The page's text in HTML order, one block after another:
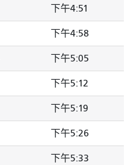
下午4:51
下午4:58
下午5:05
下午5:12
下午5:19
下午5:26
下午5:33